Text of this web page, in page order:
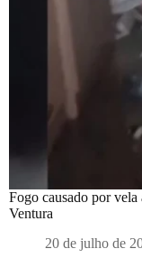
Fogo causado por vela
Ventura
20 de julho de